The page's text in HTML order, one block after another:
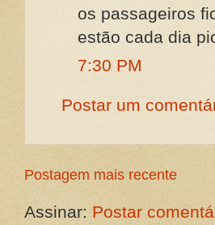
os passageiros
estão cada dia
7:30 PM
Postar um
Postagem mais recente
Assinar: Postar